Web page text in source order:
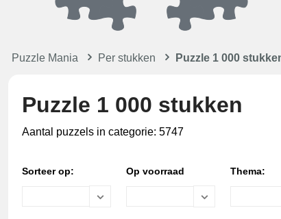
Puzzle Mania Per stukken Puzzle 1 000
Puzzle 1 000 stukken
Aantal puzzels in categorie: 5747
Sorteer op: Op voorraad Thema: